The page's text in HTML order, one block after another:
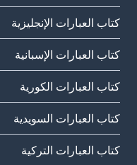
كتاب العبارات الإنجليزية
كتاب العبارات الإسبانية
كتاب العبارات الكورية
كتاب العبارات السويدية
كتاب العبارات التركية